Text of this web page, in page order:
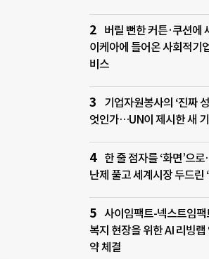
버릴 뻔한 커튼·쿠션에
이케아에 들어온 사회적기
비스
기업자원봉사의 ‘진짜
엇인가…UN이 제시한 새
한 줄 점자를 ‘화면’으
난제 풀고 세계시장 두드린
사이임팩트-넥스트임팩
복지 현장을 위한 AI 리빙랩
약 체결